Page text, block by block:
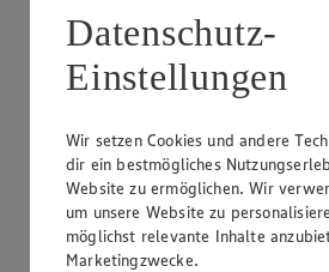
mehligkochende Sorten sind
Knödel.
Kartoffeln lassen sich gut
am Abend vorher und bewahren
einfach weiter zubereiten und
Lassen Sie sich von der Vielfalt an
unserer Rezeptauswahl erklären
Rosmarinkartoffeln zubereiten
besten gelingt.
Datenschutz-
Einstellungen
Wir setzen Cookies und andere
dir ein bestmögliches
Website zu ermöglichen. Wir
um unsere Website zu
möglichst relevante Inhalte
Marketingzwecke.